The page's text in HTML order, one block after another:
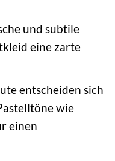
und subtile
eine zarte
entscheiden sich
wie
einen